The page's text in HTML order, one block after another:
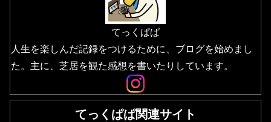
てっくぱぱ
人生を楽しんだ記録をつけるために、ブログを始めまし
た。主に、芝居を観た感想を書いたりしています。
てっくぱぱ関連サイト